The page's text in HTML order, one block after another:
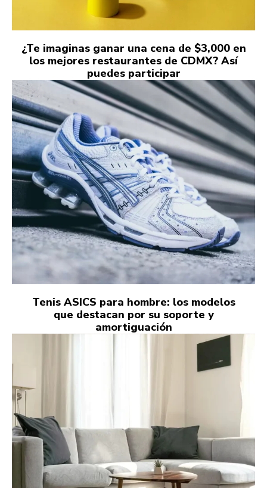
¿Te imaginas ganar una cena de $3,000 en
los mejores restaurantes de CDMX? Así
puedes participar
Tenis ASICS para hombre: los modelos
que destacan por su soporte y
amortiguación